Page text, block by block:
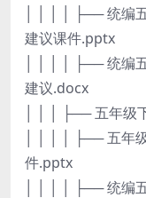
│ │ │ │ ├── 统编
建议课件.pptx
│ │ │ │ ├── 统编
建议.docx
│ │ │ ├── 五年级
│ │ │ │ ├── 五年
件.pptx
│ │ │ │ ├── 统编